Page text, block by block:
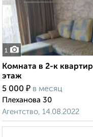
1
Комната в 2-к
этаж
5 000 ₽ в месяц
Плеханова 30
Агентство, 14.08.2022